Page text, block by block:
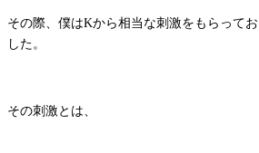
その際、僕はKから相当な刺激をもらって
した。
その刺激とは、